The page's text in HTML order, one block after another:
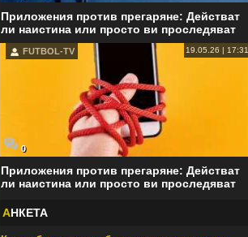
Приложения против прегаряне: Действат
ли наистина или просто ви проследяват
FUTBOL-TV 19.05.26 | 17:31
0
Приложения против прегаряне: Действат
ли наистина или просто ви проследяват
АНКЕТА